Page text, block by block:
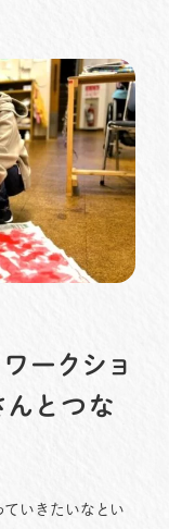
ークショ
んとつな
いきたいなとい